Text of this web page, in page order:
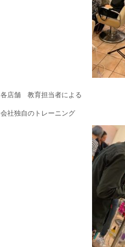
各店舗 教育担当者による
会社独自のトレーニング